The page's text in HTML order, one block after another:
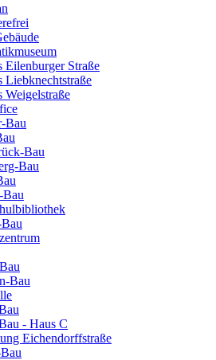
Eilenburger Straße
Liebknechtstraße
Weigelstraße
Bau
Bau
Bau
Bau
Bau
- Haus C
Eichendorffstraße